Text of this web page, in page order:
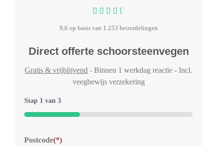
9,6 op basis van 1.253 beoordelingen
Direct offerte schoorsteenvegen
Gratis & vrijblijvend - Binnen 1 werkdag reactie - Incl.
veegbewijs verzekering
Stap 1 van 3
33%
Postcode(*)